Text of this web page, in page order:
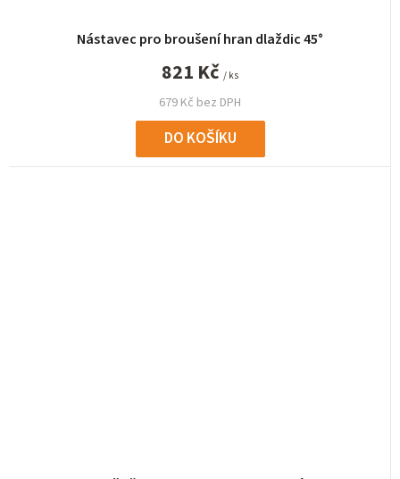
Nástavec pro broušení hran dlaždic 45°
679 Kč bez DPH
821 Kč / ks
DO KOŠÍKU